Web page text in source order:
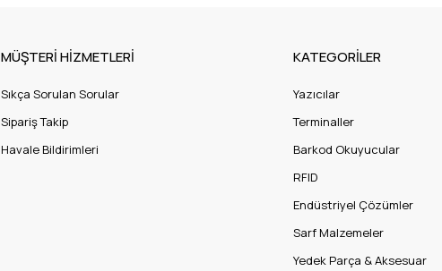
MÜŞTERİ HİZMETLERİ
Sıkça Sorulan Sorular
Sipariş Takip
Havale Bildirimleri
KATEGORİLER
Yazıcılar
Terminaller
Barkod Okuyucular
RFID
Endüstriyel Çözümler
Sarf Malzemeler
Yedek Parça & Aksesuar